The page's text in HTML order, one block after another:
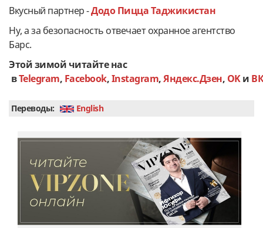
Вкусный партнер -Додо Пицца Таджикистан
Ну, а за безопасность отвечает охранное агентство
Барс.
Этой зимой читайте нас
вTelegram, Facebook,Instagram,Яндекс.Дзен, OKи ВК
Переводы: English